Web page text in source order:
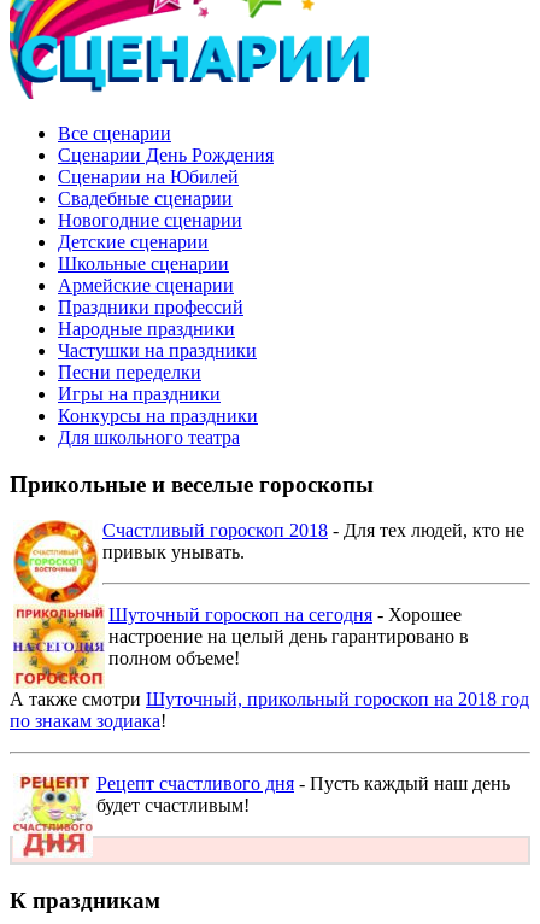
Все сценарии
Сценарии День Рождения
Сценарии на Юбилей
Свадебные сценарии
Новогодние сценарии
Детские сценарии
Школьные сценарии
Армейские сценарии
Праздники профессий
Народные праздники
Частушки на праздники
Песни переделки
Игры на праздники
Конкурсы на праздники
Для школьного театра
Прикольные и веселые гороскопы
Счастливый гороскоп 2018 - Для тех людей, кто не
привык унывать.
Шуточный гороскоп на сегодня - Хорошее
настроение на целый день гарантировано в
полном объеме!
А также смотри Шуточный, прикольный гороскоп на 2018 год
по знакам зодиака!
Рецепт счастливого дня - Пусть каждый наш день
будет счастливым!
К праздникам